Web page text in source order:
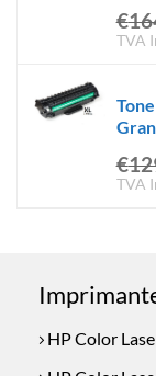
€
TVA
€
TVA
HP Color